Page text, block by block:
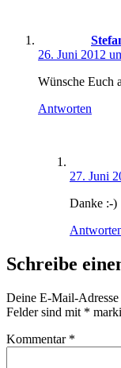
26. Juni 2012
Wünsche Euch
Antworten
27. Juni
Danke :-)
Schreibe
Deine E-Mail-
Felder sind mit *
Kommentar *